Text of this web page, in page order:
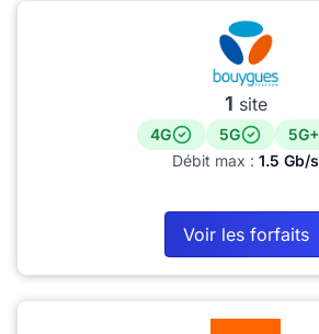
1 site
4G 5G
5G+
Débit max : 1.5 Gb/s
Voir les forfaits